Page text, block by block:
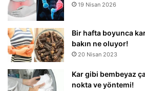
19 Nisan 2026
Bir hafta boyunca
bakın ne oluyor!
20 Nisan 2023
Kar gibi bembeyaz
nokta ve yöntemi!